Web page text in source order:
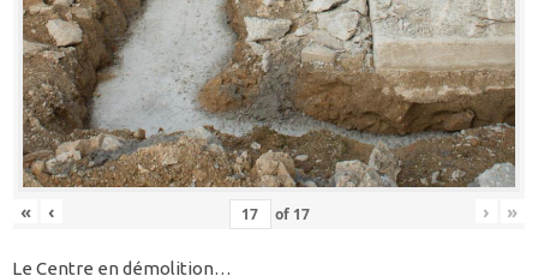
« ‹ of 17 › »
Le Centre en démolition…